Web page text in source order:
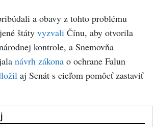
a obavy z tohto problému
štáty vyzvali Čínu, aby otvorila
kontrole, a Snemovňa
návrh zákona o ochrane Falun
aj Senát s cieľom pomôcť zastaviť